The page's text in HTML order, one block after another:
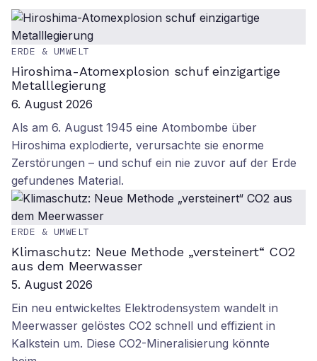
ERDE & UMWELT
Hiroshima-Atomexplosion schuf einzigartige
Metalllegierung
6. August 2026
Als am 6. August 1945 eine Atombombe über
Hiroshima explodierte, verursachte sie enorme
Zerstörungen – und schuf ein nie zuvor auf der Erde
gefundenes Material.
ERDE & UMWELT
Klimaschutz: Neue Methode „versteinert“ CO2
aus dem Meerwasser
5. August 2026
Ein neu entwickeltes Elektrodensystem wandelt in
Meerwasser gelöstes CO2 schnell und effizient in
Kalkstein um. Diese CO2-Mineralisierung könnte